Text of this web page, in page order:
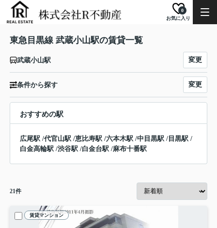
お気に入り
0
東急目黒線 武蔵小山駅の賃貸一覧
武蔵小山駅 変更
条件から探す 変更
おすすめの駅
広尾駅 /代官山駅 /恵比寿駅 /六本木駅 /中目黒駅 / 目黒駅 /
白金高輪駅 /渋谷駅 /白金台駅 /麻布十番駅
21件
賃貸マンション